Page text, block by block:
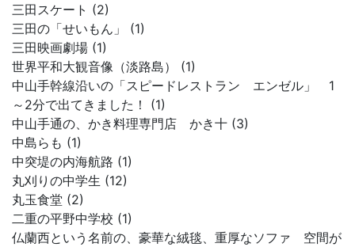
三田スケート (2)
三田の「せいもん」 (1)
三田映画劇場 (1)
世界平和大観音像（淡路島） (1)
中山手幹線沿いの「スピードレストラン エンゼル」 1
～2分で出てきました！ (1)
中山手通の、かき料理専門店 かき十 (3)
中島らも (1)
中突堤の内海航路 (1)
丸刈りの中学生 (12)
丸玉食堂 (2)
二重の平野中学校 (1)
仏蘭西という名前の、豪華な絨毯、重厚なソファ 空間が